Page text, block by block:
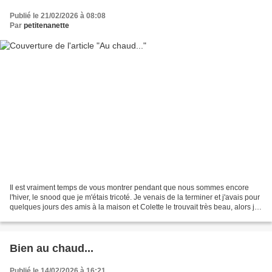
Publié le 21/02/2026 à 08:08
Par petitenanette
Il est vraiment temps de vous montrer pendant que nous sommes encore
l'hiver, le snood que je m'étais tricoté. Je venais de la terminer et j'avais pour
quelques jours des amis à la maison et Colette le trouvait très beau, alors je
Bien au chaud...